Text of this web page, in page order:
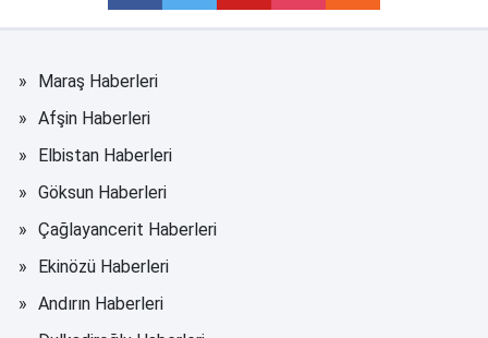
Maraş Haberleri
Afşin Haberleri
Elbistan Haberleri
Göksun Haberleri
Çağlayancerit Haberleri
Ekinözü Haberleri
Andırın Haberleri